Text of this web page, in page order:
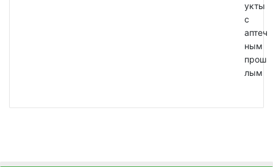
укты
с
аптеч
ным
прош
лым